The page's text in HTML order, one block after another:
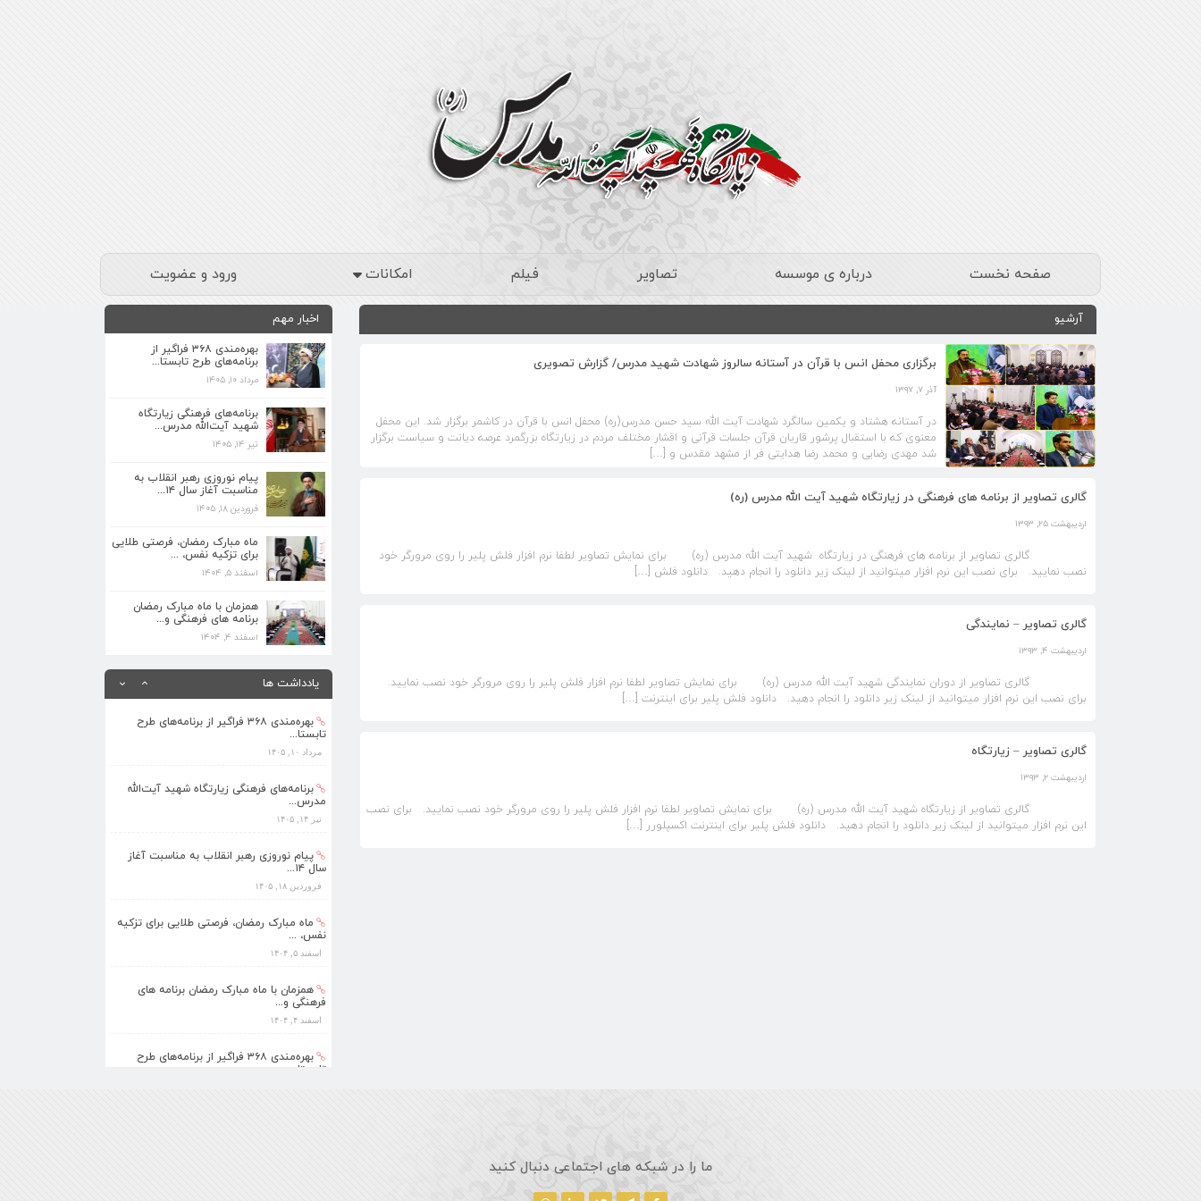
صفحه نخست درباره ی موسسه تصاویر فیلم امکانات ورود و عضویت
آرشیو
برگزاری محفل انس با قرآن در آستانه سالروز شهادت شهید مدرس/ گزارش تصویری
آذر ۷, ۱۳۹۷
در آستانه هشتاد و یکمین سالگرد شهادت آیت الله سید حسن مدرس(ره) محفل انس با قرآن در کاشمر برگزار شد. این محفل
معنوی که با استقبال پرشور قاریان قرآن جلسات قرآنی و اقشار مختلف مردم در زیارتگاه بزرگمرد عرصه دیانت و سیاست برگزار
شد مهدی رضایی و محمد رضا هدایتی فر از مشهد مقدس و […]
گالری تصاویر از برنامه های فرهنگی در زیارتگاه شهید آیت الله مدرس (ره)
اردیبهشت ۲۵, ۱۳۹۳
گالری تصاویر از برنامه های فرهنگی در زیارتگاه شهید آیت الله مدرس (ره) برای نمایش تصاویر لطفا نرم افزار فلش پلیر را روی مرورگر خود
نصب نمایید. برای نصب این نرم افزار میتوانید از لینک زیر دانلود را انجام دهید. دانلود فلش […]
گالری تصاویر – نمایندگی
اردیبهشت ۴, ۱۳۹۳
گالری تصاویر از دوران نمایندگی شهید آیت الله مدرس (ره) برای نمایش تصاویر لطفا نرم افزار فلش پلیر را روی مرورگر خود نصب نمایید.
برای نصب این نرم افزار میتوانید از لینک زیر دانلود را انجام دهید. دانلود فلش پلیر برای اینترنت […]
گالری تصاویر – زیارتگاه
اردیبهشت ۲, ۱۳۹۳
گالری تصاویر از زیارتگاه شهید آیت الله مدرس (ره) برای نمایش تصاویر لطفا نرم افزار فلش پلیر را روی مرورگر خود نصب نمایید. برای نصب
این نرم افزار میتوانید از لینک زیر دانلود را انجام دهید. دانلود فلش پلیر برای اینترنت اکسپلورر […]
اخبار مهم
بهره‌مندی ۳۶۸ فراگیر از
برنامه‌های طرح تابستا...
مرداد ۱۰, ۱۴۰۵
برنامه‌های فرهنگی زیارتگاه
شهید آیت‌الله مدرس...
تیر ۱۴, ۱۴۰۵
پیام نوروزی رهبر انقلاب به
مناسبت آغاز سال ۱۴...
فروردین ۱۸, ۱۴۰۵
ماه مبارک رمضان، فرصتی طلایی
برای تزکیه نفس، ...
اسفند ۵, ۱۴۰۴
همزمان با ماه مبارک رمضان
برنامه های فرهنگی و...
اسفند ۴, ۱۴۰۴
یادداشت ها
برنامه‌های فرهنگی زیارتگاه شهید آیت‌الله
مدرس...
تیر ۱۴, ۱۴۰۵
پیام نوروزی رهبر انقلاب به مناسبت آغاز
سال ۱۴...
فروردین ۱۸, ۱۴۰۵
ماه مبارک رمضان، فرصتی طلایی برای تزکیه
نفس، ...
اسفند ۵, ۱۴۰۴
همزمان با ماه مبارک رمضان برنامه های
فرهنگی و...
اسفند ۴, ۱۴۰۴
بهره‌مندی ۳۶۸ فراگیر از برنامه‌های طرح
تابستا...
برنامه‌های فرهنگی زیارتگاه شهید آیت‌الله
مدرس...
پیام نوروزی رهبر انقلاب به مناسبت آغاز
سال ۱۴...
ماه مبارک رمضان، فرصتی طلایی برای تزکیه
نفس، ...
همزمان با ماه مبارک رمضان برنامه های
فرهنگی و...
تابستا...
ما را در شبکه های اجتماعی دنبال کنید